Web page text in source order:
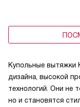
Купольные вытяжки
дизайна, высокой
технологий. Они не
но и становятся